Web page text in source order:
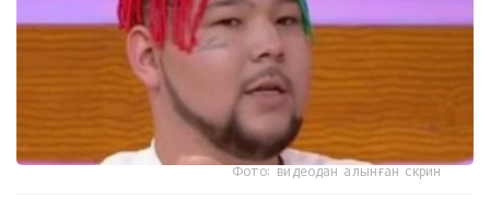
Фото: видеодан алынған скрин